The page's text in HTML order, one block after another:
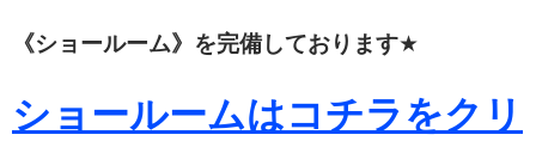
《ショールーム》を完備しております★
ショールームはコチラをクリ